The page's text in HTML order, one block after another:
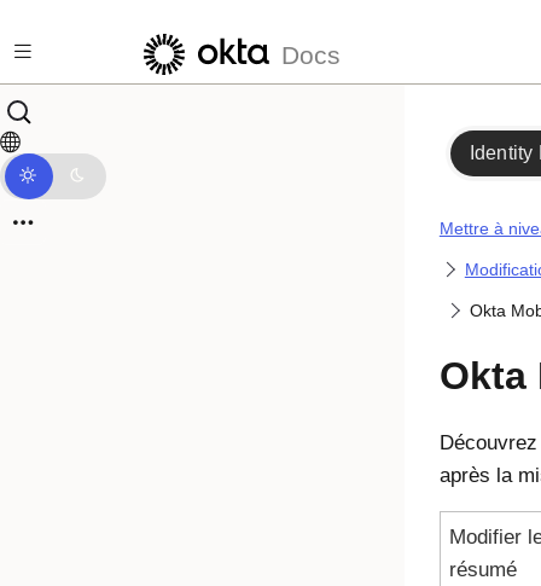
Docs
Identity
Mettre à
Okta
Okta
après la
Modifier
résumé